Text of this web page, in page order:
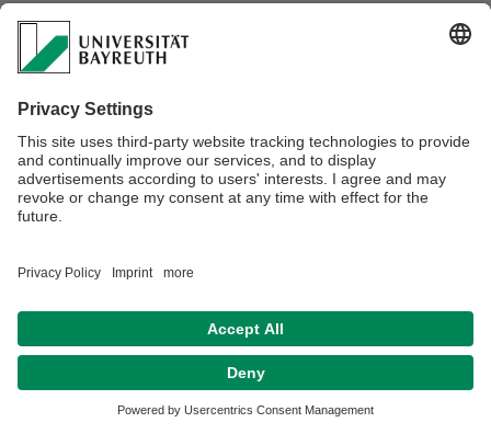
Fraunhofer Institut für Werkstoffmechanik
Webmaster:Beate Heinz-Deuerling
Impressum Hausordnung